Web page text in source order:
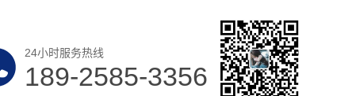
24小时服务热线
189-2585-3356